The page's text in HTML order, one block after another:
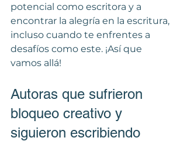
potencial como escritora y a
encontrar la alegría en la escritura,
incluso cuando te enfrentes a
desafíos como este. ¡Así que
vamos allá!
Autoras que sufrieron
bloqueo creativo y
siguieron escribiendo